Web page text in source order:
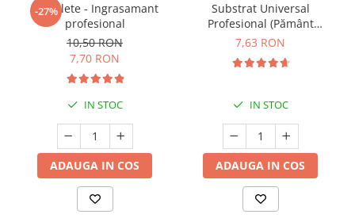
-27%
5 Tablete - Ingrasamant
profesional
10,50 RON
7,70 RON
IN STOC
ADAUGA IN COS
Substrat Universal
Profesional (Pământ
Premium) - 5 L
7,63 RON
IN STOC
ADAUGA IN COS